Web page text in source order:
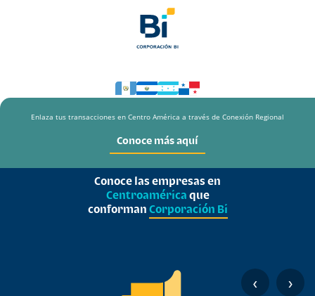
Enlaza tus transacciones en Centro América a través de Conexión Regional
Conoce más aquí
Conoce las empresas en
Centroamérica que
conforman Corporación Bi
‹ ›